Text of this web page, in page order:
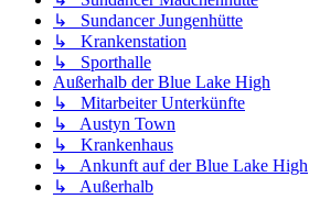
↳ Sundancer Jungenhütte
↳ Krankenstation
↳ Sporthalle
Außerhalb der Blue Lake High
↳ Mitarbeiter Unterkünfte
↳ Austyn Town
↳ Krankenhaus
↳ Ankunft auf der Blue Lake High
↳ Außerhalb